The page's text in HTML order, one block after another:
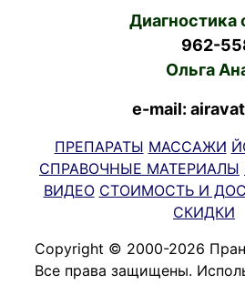
Диагностика
962-
Ольга
e-mail:
ПРЕПАРАТЫ МАССАЖИ
СПРАВОЧНЫЕ МАТЕРИАЛЫ
ВИДЕО СТОИМОСТЬ И
СКИДКИ
Copyright © 2000-2026
Все права защищены.